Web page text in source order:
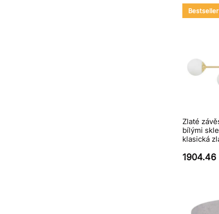
Bestseller
Zlaté
bílými
klasická
1904.46